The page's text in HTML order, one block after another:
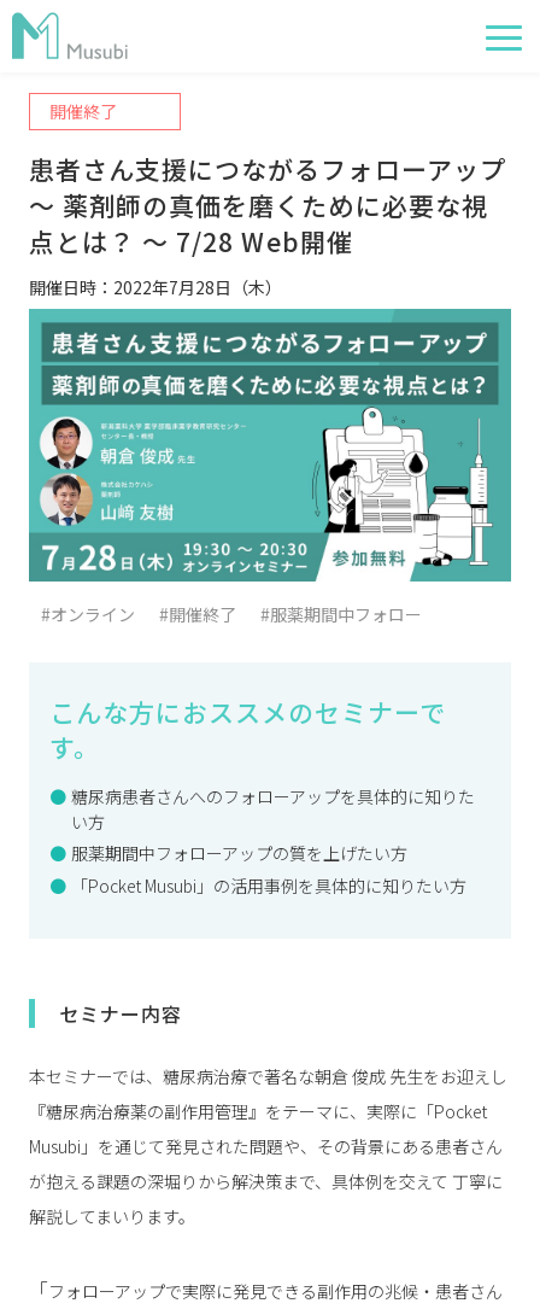
電子薬歴
服薬フォロー
経営管理
AI在庫管理
事例
サポート・価格
お役立ち情報
イベント
開催終了
患者さん支援につながるフォローアップ
～ 薬剤師の真価を磨くために必要な視
点とは？ ～ 7/28 Web開催
開催日時：2022年7月28日（木）
#オンライン #開催終了 #服薬期間中フォロー
こんな方におススメのセミナーで
す。
糖尿病患者さんへのフォローアップを具体的に知りた
い方
服薬期間中フォローアップの質を上げたい方
「Pocket Musubi」の活用事例を具体的に知りたい方
セミナー内容
本セミナーでは、糖尿病治療で著名な朝倉 俊成 先生をお迎えし
『糖尿病治療薬の副作用管理』をテーマに、実際に「Pocket
Musubi」を通じて発見された問題や、その背景にある患者さん
が抱える課題の深堀りから解決策まで、具体例を交えて 丁寧に
解説してまいります。
「フォローアップで実際に発見できる副作用の兆候・患者さん